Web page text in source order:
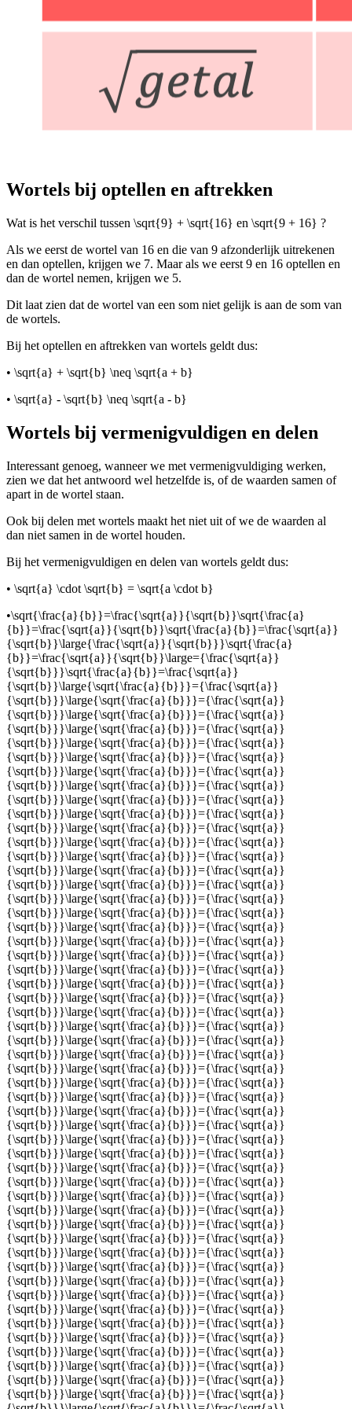
Wortels bij optellen en aftrekken
Wat is het verschil tussen \sqrt{9} + \sqrt{16} en \sqrt{9 + 16} ?
Als we eerst de wortel van 16 en die van 9 afzonderlijk uitrekenen
en dan optellen, krijgen we 7. Maar als we eerst 9 en 16 optellen en
dan de wortel nemen, krijgen we 5.
Dit laat zien dat de wortel van een som niet gelijk is aan de som van
de wortels.
Bij het optellen en aftrekken van wortels geldt dus:
• \sqrt{a} + \sqrt{b} \neq \sqrt{a + b}
• \sqrt{a} - \sqrt{b} \neq \sqrt{a - b}
Wortels bij vermenigvuldigen en delen
Interessant genoeg, wanneer we met vermenigvuldiging werken,
zien we dat het antwoord wel hetzelfde is, of de waarden samen of
apart in de wortel staan.
Ook bij delen met wortels maakt het niet uit of we de waarden al
dan niet samen in de wortel houden.
Bij het vermenigvuldigen en delen van wortels geldt dus:
• \sqrt{a} \cdot \sqrt{b} = \sqrt{a \cdot b}
•\sqrt{\frac{a}{b}}=\frac{\sqrt{a}}{\sqrt{b}}\sqrt{\frac{a}
{b}}=\frac{\sqrt{a}}{\sqrt{b}}\sqrt{\frac{a}{b}}=\frac{\sqrt{a}}
{\sqrt{b}}\large{\frac{\sqrt{a}}{\sqrt{b}}}\sqrt{\frac{a}
{b}}=\frac{\sqrt{a}}{\sqrt{b}}\large={\frac{\sqrt{a}}
{\sqrt{b}}}\sqrt{\frac{a}{b}}=\frac{\sqrt{a}}
{\sqrt{b}}\large{\sqrt{\frac{a}{b}}}={\frac{\sqrt{a}}
{\sqrt{b}}}\large{\sqrt{\frac{a}{b}}}={\frac{\sqrt{a}}
{\sqrt{b}}}\large{\sqrt{\frac{a}{b}}}={\frac{\sqrt{a}}
{\sqrt{b}}}\large{\sqrt{\frac{a}{b}}}={\frac{\sqrt{a}}
{\sqrt{b}}}\large{\sqrt{\frac{a}{b}}}={\frac{\sqrt{a}}
{\sqrt{b}}}\large{\sqrt{\frac{a}{b}}}={\frac{\sqrt{a}}
{\sqrt{b}}}\large{\sqrt{\frac{a}{b}}}={\frac{\sqrt{a}}
{\sqrt{b}}}\large{\sqrt{\frac{a}{b}}}={\frac{\sqrt{a}}
{\sqrt{b}}}\large{\sqrt{\frac{a}{b}}}={\frac{\sqrt{a}}
{\sqrt{b}}}\large{\sqrt{\frac{a}{b}}}={\frac{\sqrt{a}}
{\sqrt{b}}}\large{\sqrt{\frac{a}{b}}}={\frac{\sqrt{a}}
{\sqrt{b}}}\large{\sqrt{\frac{a}{b}}}={\frac{\sqrt{a}}
{\sqrt{b}}}\large{\sqrt{\frac{a}{b}}}={\frac{\sqrt{a}}
{\sqrt{b}}}\large{\sqrt{\frac{a}{b}}}={\frac{\sqrt{a}}
{\sqrt{b}}}\large{\sqrt{\frac{a}{b}}}={\frac{\sqrt{a}}
{\sqrt{b}}}\large{\sqrt{\frac{a}{b}}}={\frac{\sqrt{a}}
{\sqrt{b}}}\large{\sqrt{\frac{a}{b}}}={\frac{\sqrt{a}}
{\sqrt{b}}}\large{\sqrt{\frac{a}{b}}}={\frac{\sqrt{a}}
{\sqrt{b}}}\large{\sqrt{\frac{a}{b}}}={\frac{\sqrt{a}}
{\sqrt{b}}}\large{\sqrt{\frac{a}{b}}}={\frac{\sqrt{a}}
{\sqrt{b}}}\large{\sqrt{\frac{a}{b}}}={\frac{\sqrt{a}}
{\sqrt{b}}}\large{\sqrt{\frac{a}{b}}}={\frac{\sqrt{a}}
{\sqrt{b}}}\large{\sqrt{\frac{a}{b}}}={\frac{\sqrt{a}}
{\sqrt{b}}}\large{\sqrt{\frac{a}{b}}}={\frac{\sqrt{a}}
{\sqrt{b}}}\large{\sqrt{\frac{a}{b}}}={\frac{\sqrt{a}}
{\sqrt{b}}}\large{\sqrt{\frac{a}{b}}}={\frac{\sqrt{a}}
{\sqrt{b}}}\large{\sqrt{\frac{a}{b}}}={\frac{\sqrt{a}}
{\sqrt{b}}}\large{\sqrt{\frac{a}{b}}}={\frac{\sqrt{a}}
{\sqrt{b}}}\large{\sqrt{\frac{a}{b}}}={\frac{\sqrt{a}}
{\sqrt{b}}}\large{\sqrt{\frac{a}{b}}}={\frac{\sqrt{a}}
{\sqrt{b}}}\large{\sqrt{\frac{a}{b}}}={\frac{\sqrt{a}}
{\sqrt{b}}}\large{\sqrt{\frac{a}{b}}}={\frac{\sqrt{a}}
{\sqrt{b}}}\large{\sqrt{\frac{a}{b}}}={\frac{\sqrt{a}}
{\sqrt{b}}}\large{\sqrt{\frac{a}{b}}}={\frac{\sqrt{a}}
{\sqrt{b}}}\large{\sqrt{\frac{a}{b}}}={\frac{\sqrt{a}}
{\sqrt{b}}}\large{\sqrt{\frac{a}{b}}}={\frac{\sqrt{a}}
{\sqrt{b}}}\large{\sqrt{\frac{a}{b}}}={\frac{\sqrt{a}}
{\sqrt{b}}}\large{\sqrt{\frac{a}{b}}}={\frac{\sqrt{a}}
{\sqrt{b}}}\large{\sqrt{\frac{a}{b}}}={\frac{\sqrt{a}}
{\sqrt{b}}}\large{\sqrt{\frac{a}{b}}}={\frac{\sqrt{a}}
{\sqrt{b}}}\large{\sqrt{\frac{a}{b}}}={\frac{\sqrt{a}}
{\sqrt{b}}}\large{\sqrt{\frac{a}{b}}}={\frac{\sqrt{a}}
{\sqrt{b}}}\large{\sqrt{\frac{a}{b}}}={\frac{\sqrt{a}}
{\sqrt{b}}}\large{\sqrt{\frac{a}{b}}}={\frac{\sqrt{a}}
{\sqrt{b}}}\large{\sqrt{\frac{a}{b}}}={\frac{\sqrt{a}}
{\sqrt{b}}}\large{\sqrt{\frac{a}{b}}}={\frac{\sqrt{a}}
{\sqrt{b}}}\large{\sqrt{\frac{a}{b}}}={\frac{\sqrt{a}}
{\sqrt{b}}}\large{\sqrt{\frac{a}{b}}}={\frac{\sqrt{a}}
{\sqrt{b}}}\large{\sqrt{\frac{a}{b}}}={\frac{\sqrt{a}}
{\sqrt{b}}}\large{\sqrt{\frac{a}{b}}}={\frac{\sqrt{a}}
{\sqrt{b}}}\large{\sqrt{\frac{a}{b}}}={\frac{\sqrt{a}}